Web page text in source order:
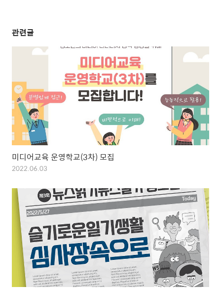
관련글
미디어교육 운영학교(3차) 모집
2022.06.03